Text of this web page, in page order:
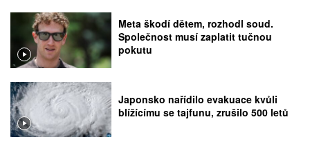
Meta škodí dětem, rozhodl soud.
Společnost musí zaplatit tučnou
pokutu
Japonsko nařídilo evakuace kvůli
blížícímu se tajfunu, zrušilo 500 letů